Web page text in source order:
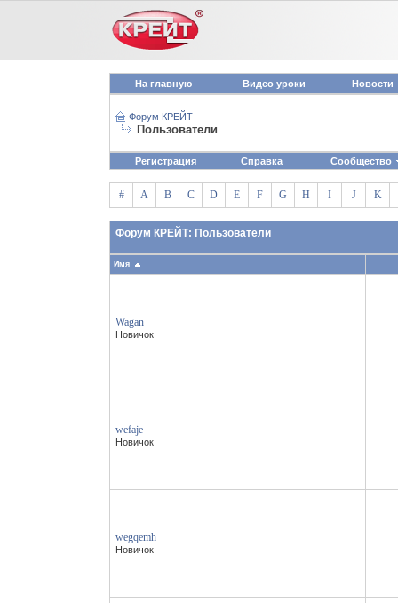
На главную Видео уроки Новости
Форум КРЕЙТ
Пользователи
Регистрация Справка Сообщество
# A B C D E F G H I J K
Форум КРЕЙТ: Пользователи
Имя
Wagan
Новичок
wefaje
Новичок
wegqemh
Новичок